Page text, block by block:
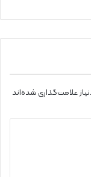
علامت‌گذاری شده‌اند